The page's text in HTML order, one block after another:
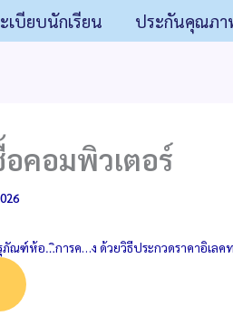
เบียบนักเรียน ประกันคุณภา
คอมพิวเตอร์
ณฑ์ห้อ…ิการค…ง ด้วยวิธีประกวดราคาอิเลค